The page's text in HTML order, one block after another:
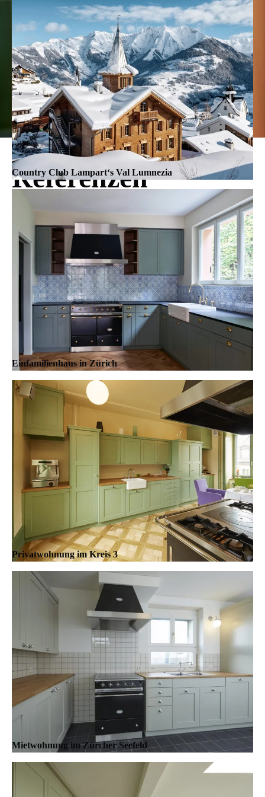
Referenzen
Country Club Lampart‘s Val Lumnezia
Einfamilienhaus in Zürich
Privatwohnung im Kreis 3
Mietwohnung im Zürcher Seefeld
Infos
Über uns
Kontakt
Glossar
Blog
Rechtliches
Impressum & AGB
Datenschutzbestimmungen
THE HOUSE SHOP - Pfalzgasse 2, 8001 Zürich, Switzerland |
+41 44 211 77 07 | info@the-house-shop.com